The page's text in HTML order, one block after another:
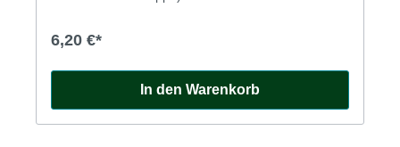
6,20 €*
In den Warenkorb